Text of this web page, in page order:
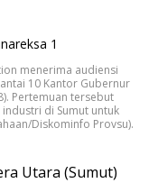
menerima audiensi
10 Kantor Gubernur
Pertemuan tersebut
di Sumut untuk
Diskominfo Provsu).
Utara (Sumut)